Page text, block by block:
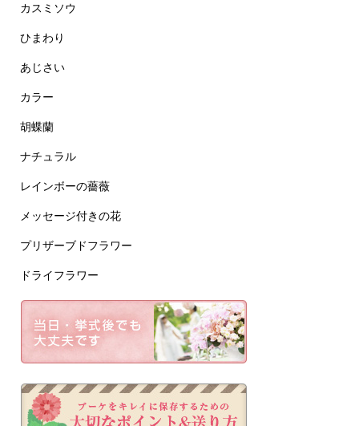
カスミソウ
ひまわり
あじさい
カラー
胡蝶蘭
ナチュラル
レインボーの薔薇
メッセージ付きの花
プリザーブドフラワー
ドライフラワー